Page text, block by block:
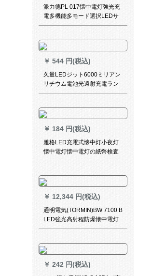
派力德PL 017懐中電灯強光充
電多機能多モード選択LEDサ
ーチライト屋外懐中電灯弱光
￥ 544 円(税込)
久量LEDジット6000ミリアン
リチウム電池光遠射充電ラン
プ5 W超明るい夜釣りランプ
h
￥ 184 円(税込)
雅格LED充電式懐中灯小夜灯
懐中電灯懐中電灯の紙幣検査
灯YG-3850オレンジ色
￥ 12,344 円(税込)
通明電気(TORMIN)BW 7100 B
LED強光高射程防爆懐中電灯
屋外超亮パトロールサーチラ
￥ 242 円(税込)